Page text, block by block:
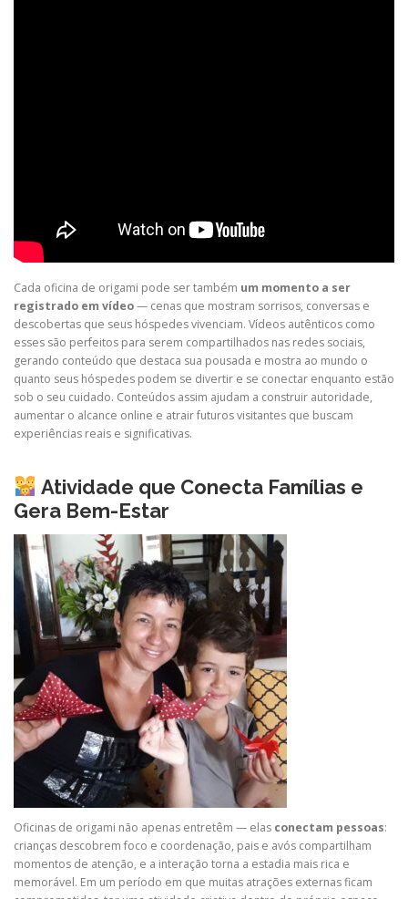
Cada oficina de origami pode ser também um momento a ser
registrado em vídeo— cenas que mostram sorrisos, conversas e
descobertas que seus hóspedes vivenciam. Vídeos autênticos como
esses são perfeitos para serem compartilhados nas redes sociais,
gerando conteúdo que destaca sua pousada e mostra ao mundo o
quanto seus hóspedes podem se divertir e se conectar enquanto estão
sob o seu cuidado. Conteúdos assim ajudam a construir autoridade,
aumentar o alcance online e atrair futuros visitantes que buscam
experiências reais e significativas.
Atividade que Conecta Famílias e
Gera Bem-Estar
Oficinas de origami não apenas entretêm — elas conectam pessoas:
crianças descobrem foco e coordenação, pais e avós compartilham
momentos de atenção, e a interação torna a estadia mais rica e
memorável. Em um período em que muitas atrações externas ficam